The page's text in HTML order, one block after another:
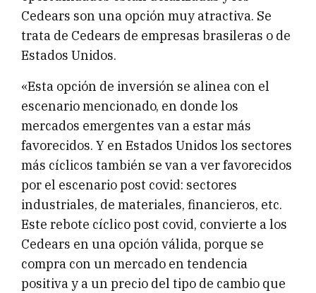
Cedears son una opción muy atractiva. Se
trata de Cedears de empresas brasileras o de
Estados Unidos.
«Esta opción de inversión se alinea con el
escenario mencionado, en donde los
mercados emergentes van a estar más
favorecidos. Y en Estados Unidos los sectores
más cíclicos también se van a ver favorecidos
por el escenario post covid: sectores
industriales, de materiales, financieros, etc.
Este rebote cíclico post covid, convierte a los
Cedears en una opción válida, porque se
compra con un mercado en tendencia
positiva y a un precio del tipo de cambio que